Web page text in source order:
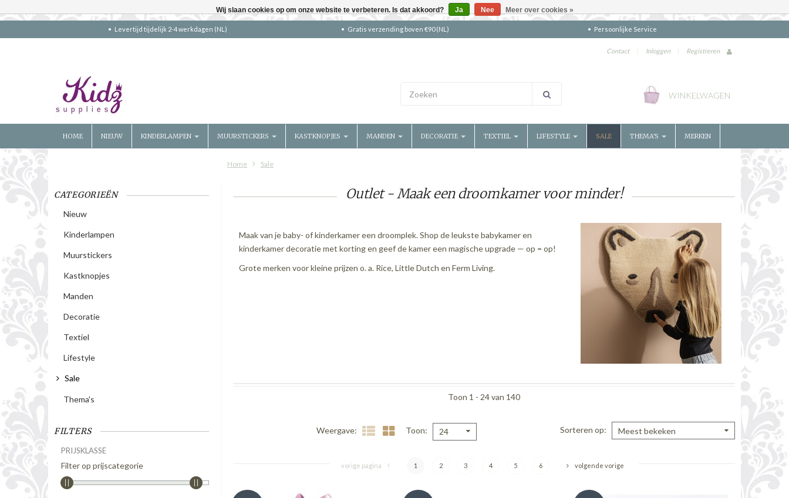
Levertijd tijdelijk 2-4 werkdagen (NL) Gratis verzending boven €90 (NL) Persoonlijke Service
Contact | Inloggen | Registreren
WINKELWAGEN
HOME NIEUW KINDERLAMPEN MUURSTICKERS KASTKNOPJES MANDEN DECORATIE TEXTIEL LIFESTYLE SALE THEMA'S MERKEN
Home Sale
CATEGORIEËN
Nieuw
Kinderlampen
Muurstickers
Kastknopjes
Manden
Decoratie
Textiel
Lifestyle
Sale
Thema's
FILTERS
PRIJSKLASSE
Filter op prijscategorie
Outlet - Maak een droomkamer voor minder!
Maak van je baby- of kinderkamer een droomplek. Shop de leukste babykamer en
kinderkamer decoratie met korting en geef de kamer een magische upgrade — op = op!
Grote merken voor kleine prijzen o. a. Rice, Little Dutch en Ferm Living.
Toon 1 - 24 van 140
Weergave Toon 24 Sorteren op Meest bekeken
vorige pagina 1 2 3 4 5 6 volgende vorige
Wij slaan cookies op om onze website te verbeteren. Is dat akkoord? Ja Nee Meer over cookies »